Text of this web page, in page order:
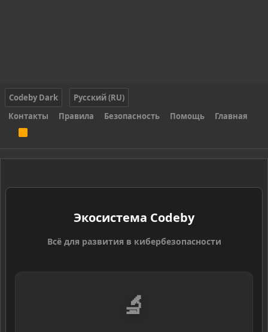
Codeby Dark
Русский (RU)
Контакты
Правила Безопасность Помощь Главная
S
Экосистема Codeby
Всё для развития в кибербезопасности
🔬